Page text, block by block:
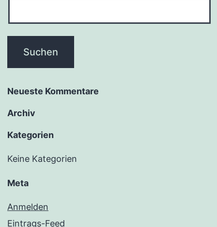
Neu­es­te Kommentare
Archiv
Kate­go­rien
Keine Kategorien
Meta
Anmelden
Eintrags-Feed